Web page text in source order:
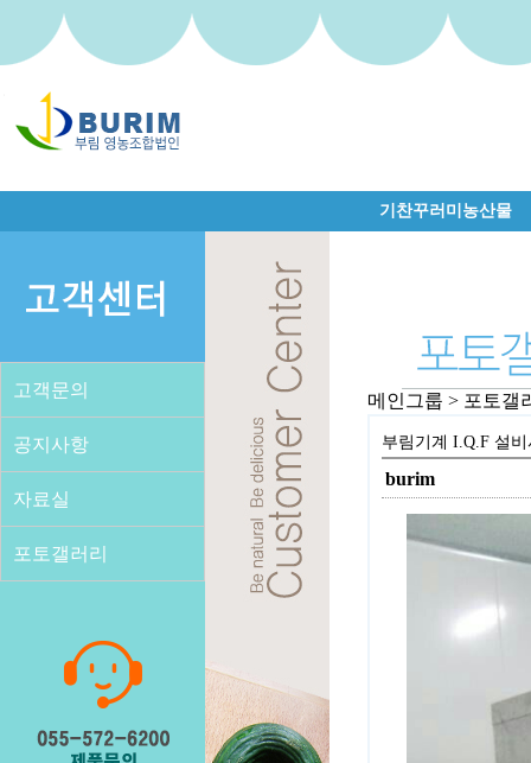
기찬꾸러미농산물
고객문의
공지사항
자료실
포토갤러리
메인그룹 > 포토갤
부림기계 I.Q.F 설
burim